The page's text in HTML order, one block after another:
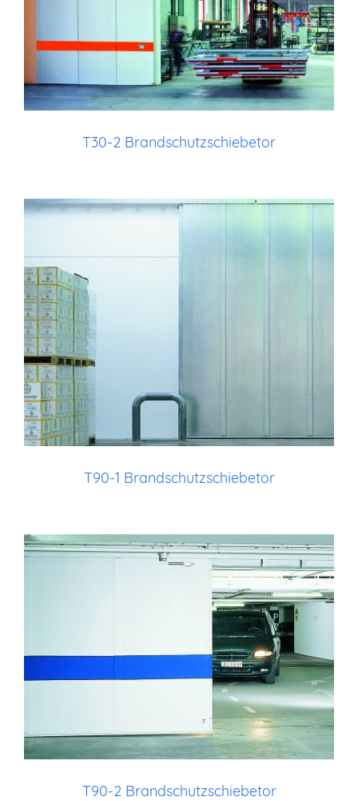
T30-2 Brandschutzschiebetor
T90-1 Brandschutzschiebetor
T90-2 Brandschutzschiebetor